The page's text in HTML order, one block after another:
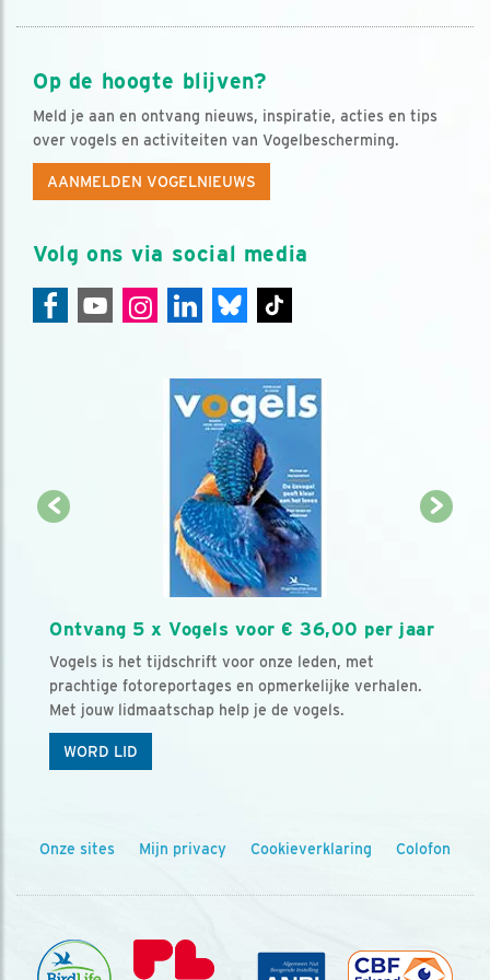
Op de hoogte blijven?
Meld je aan en ontvang nieuws, inspiratie, acties en tips
over vogels en activiteiten van Vogelbescherming.
AANMELDEN VOGELNIEUWS
Volg ons via social media
Ontvang 5 x Vogels voor € 36,00 per jaar
Vogels is het tijdschrift voor onze leden, met
prachtige fotoreportages en opmerkelijke verhalen.
Met jouw lidmaatschap help je de vogels.
WORD LID
Onze sites Mijn privacy Cookieverklaring Colofon